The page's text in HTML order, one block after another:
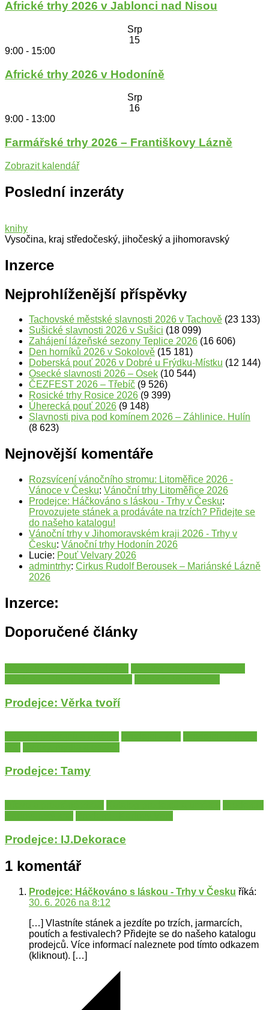
Africké trhy 2026 v Jablonci nad Nisou
Srp
15
9:00 - 15:00
Africké trhy 2026 v Hodoníně
Srp
16
9:00 - 13:00
Farmářské trhy 2026 – Františkovy Lázně
Zobrazit kalendář
Poslední inzeráty
knihy
Vysočina, kraj středočeský, jihočeský a jihomoravský
Inzerce
Nejprohlíženější příspěvky
Tachovské městské slavnosti 2026 v Tachově (23 133)
Sušické slavnosti 2026 v Sušici (18 099)
Zahájení lázeňské sezony Teplice 2026 (16 606)
Den horníků 2026 v Sokolově (15 181)
Doberská pouť 2026 v Dobré u Frýdku-Místku (12 144)
Osecké slavnosti 2026 – Osek (10 544)
ČEZFEST 2026 – Třebíč (9 526)
Rosické trhy Rosice 2026 (9 399)
Úherecká pouť 2026 (9 148)
Slavnosti piva pod komínem 2026 – Záhlinice. Hulín
(8 623)
Nejnovější komentáře
Rozsvícení vánočního stromu: Litoměřice 2026 -
Vánoce v Česku: Vánoční trhy Litoměřice 2026
Prodejce: Háčkováno s láskou - Trhy v Česku:
Provozujete stánek a prodáváte na trzích? Přidejte se
do našeho katalogu!
Vánoční trhy v Jihomoravském kraji 2026 - Trhy v
Česku: Vánoční trhy Hodonín 2026
Lucie: Pouť Velvary 2026
admintrhy: Cirkus Rudolf Berousek – Mariánské Lázně
2026
Inzerce:
Doporučené články
Prodejce: Věrka tvoří
Prodejce: Tamy
Prodejce: IJ.Dekorace
1 komentář
Prodejce: Háčkováno s láskou - Trhy v Česku říká:
30. 6. 2026 na 8:12
[…] Vlastníte stánek a jezdíte po trzích, jarmarcích,
poutích a festivalech? Přidejte se do našeho katalogu
prodejců. Více informací naleznete pod tímto odkazem
(kliknout). […]